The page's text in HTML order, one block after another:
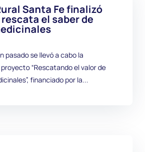
Santa Fe finalizó
el saber de
pasado se llevó a cabo la
“Rescatando el valor de
financiado por la...